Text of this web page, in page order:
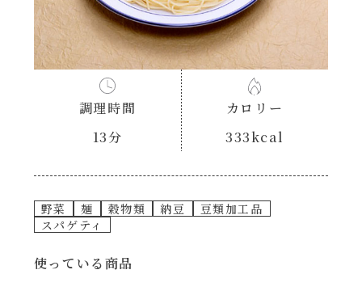
お弁当
おつまみ/おやつ
主菜
副菜
ごはんもの
あえるハコネーゼペペロンチーノ
あえるハコネーゼたらこクリーム
シャンタンシリーズ
創味のつゆ
創味のつゆあまくち
調理時間
13分
カロリー
333kcal
野菜 麺 穀物類 納豆
豆類加工品
スパゲティ
使っている商品